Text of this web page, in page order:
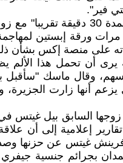
فير".
في المقابل، اعترف ماسك بأنه زار
مرات ورقة إبستين
على منصة إكس بشأن
يرى أن تحمل هذا
وقال ماسك
زارت الجزيرة،
السابق بيل
إعلامية إلى أن
فرينش غيتس عن حزنها
بجرائم جنسية